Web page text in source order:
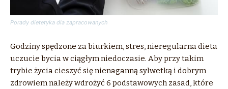
Porady dietetyka dla zapracowanych
Godziny spędzone za biurkiem, stres, nieregularna dieta
uczucie bycia w ciągłym niedoczasie. Aby przy takim
trybie życia cieszyć się nienaganną sylwetką i dobrym
zdrowiem należy wdrożyć 6 podstawowych zasad, które